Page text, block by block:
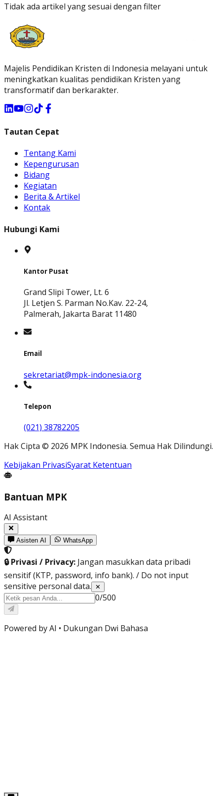
Tidak ada artikel yang sesuai dengan filter
Majelis Pendidikan Kristen di Indonesia melayani untuk
meningkatkan kualitas pendidikan Kristen yang
transformatif dan berkarakter.
Tautan Cepat
Tentang Kami
Kepengurusan
Bidang
Kegiatan
Berita & Artikel
Kontak
Hubungi Kami
Kantor Pusat
Grand Slipi Tower, Lt. 6
Jl. Letjen S. Parman No.Kav. 22-24,
Palmerah, Jakarta Barat 11480
Email
sekretariat@mpk-indonesia.org
Telepon
(021) 38782205
Hak Cipta © 2026 MPK Indonesia. Semua Hak Dilindungi.
Kebijakan PrivasiSyarat Ketentuan
Bantuan MPK
AI Assistant
Asisten AI WhatsApp
🔒 Privasi / Privacy: Jangan masukkan data pribadi
sensitif (KTP, password, info bank). / Do not input
sensitive personal data.
✕
0/500
Powered by AI • Dukungan Dwi Bahasa